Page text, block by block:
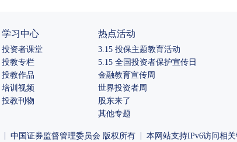
学习中心
投资者课堂
投教专栏
投教作品
培训视频
投教刊物
热点活动
3.15 投保主题教育活动
5.15 全国投资者保护宣传日
金融教育宣传周
世界投资者周
股东来了
其他专题
中国证券监督管理委员会 版权所有 本网站支持IPv6访问相